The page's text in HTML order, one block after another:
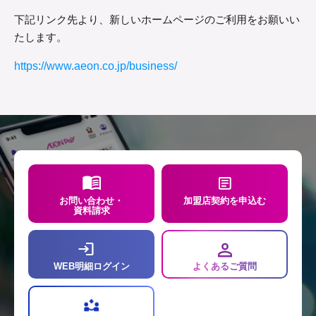
下記リンク先より、新しいホームページのご利用をお願いい
たします。
https://www.aeon.co.jp/business/
お問い合わせ・
資料請求
加盟店契約を申込む
WEB明細ログイン よくあるご質問